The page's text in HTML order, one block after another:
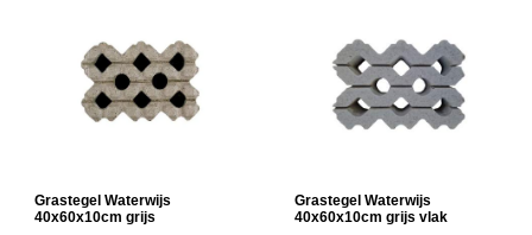
Grastegel Waterwijs
40x60x10cm grijs
Grastegel Waterwijs
40x60x10cm grijs vlak